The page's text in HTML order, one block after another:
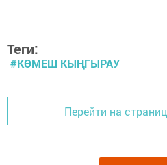
Теги:
#КӨМЕШ КЫҢГЫРАУ
Перейти на